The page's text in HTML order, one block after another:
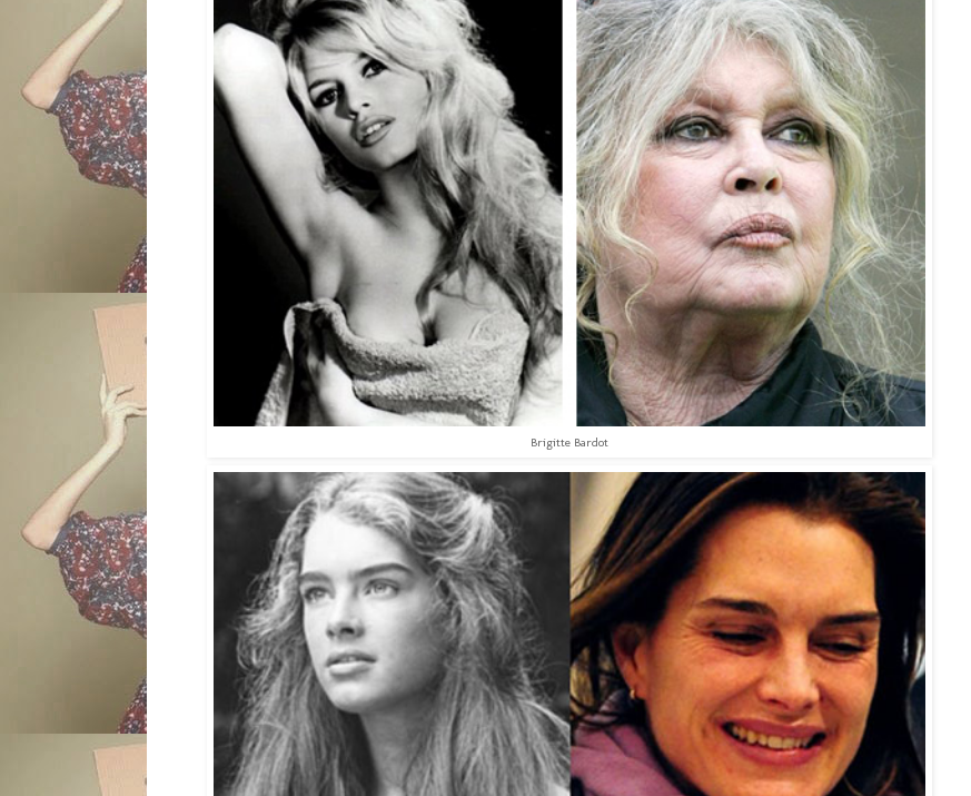
Brigitte Bardot